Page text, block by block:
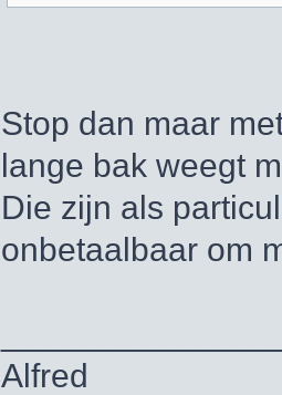
Stop dan maar
lange bak weegt
Die zijn als
onbetaalbaar om
Alfred